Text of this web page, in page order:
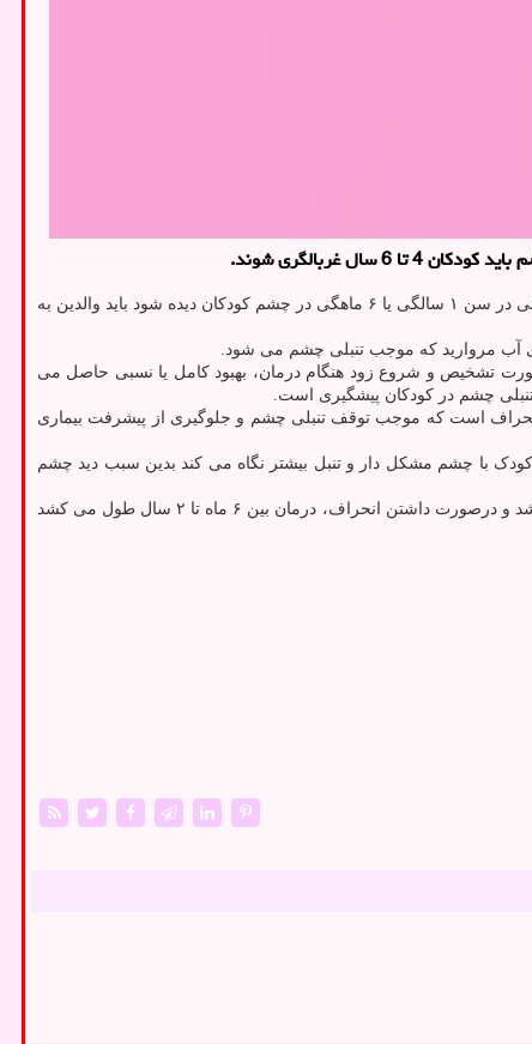
شوند.
به نقل از خبرگزاری ایرنا از روابط عمومی بیمارستان چشم آفتاب، علی جعفری اضافه کرد: اگر انحراف واضحی در سنین پایین تر یعنی در سن ۱ سالگی یا ۶ ماهگی در چشم کودکان دیده شود باید والدین به
مروارید که موجب تنبلی چشم می شود.
تشخیص و شروع زود هنگام درمان، بهبود کامل یا نسبی حاصل می
چشم در کودکان پیشگیری است.
است که موجب توقف تنبلی چشم و جلوگیری از پیشرفت بیماری
با چشم مشکل دار و تنبل بیشتر نگاه می کند بدین سبب دید چشم
جعفری اشاره کرد: درمان تنبلی در یک جلسه صورت نمی گیرد اگر علت ضعف بینایی، شماره عینک باشد بهبود آن ممکنست بین ۶ ماه تا ۱ سال طول بکشد و درصورت داشتن انحراف، درمان بین ۶ ماه تا ۲ سال طول می کشد